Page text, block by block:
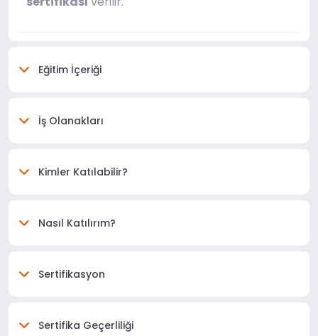
Eğitim İçeriği
İş Olanakları
Kimler Katılabilir?
Nasıl Katılırım?
Sertifikasyon
Sertifika Geçerliliği